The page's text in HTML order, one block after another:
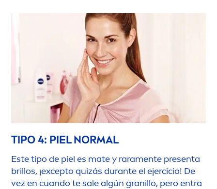
TIPO 4: PIEL NORMAL
Este tipo de piel es mate y raramente presenta
brillos, ¡excepto quizás durante el ejercicio! De
vez en cuando te sale algún granillo, pero entra